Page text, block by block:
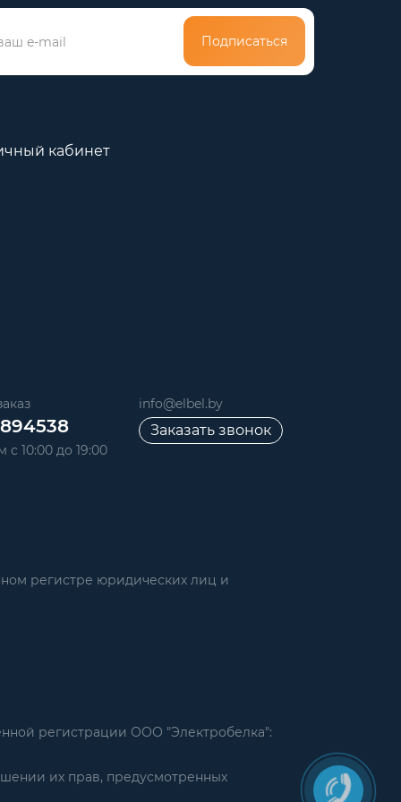
Подписаться
кабинет
с 10:00 до 19:00
info@elbel.by
Заказать звонок
регистре юридических лиц и
регистрации ООО "Электробелка":
их прав, предусмотренных